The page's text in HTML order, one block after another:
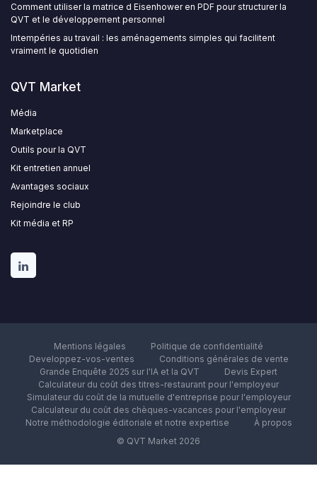
Comment utiliser la matrice d Eisenhower en PDF pour structurer la
QVT et le développement personnel
Intempéries au travail : les aménagements simples qui facilitent
vraiment le quotidien
QVT Market
Média
Marketplace
Outils pour la QVT
Kit entretien annuel
Avantages sociaux
Rejoindre le club
Kit média et RP
Mentions légales
Politique de confidentialité
Developpez-vos-ventes
Conditions générales de vente
Grande Enquête 2025 sur l'IA et la QVT
Devis Expert
Calculateur du coût des titres-restaurant pour l'employeur
Simulateur du coût de la mutuelle d'entreprise pour l'employeur
Calculateur du coût des chèques-vacances pour l'employeur
Notre méthodologie éditoriale et notre expertise
À propos
© QVT Market 2026